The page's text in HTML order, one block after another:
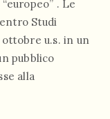
. Le
Studi
ottobre u.s. in un
pubblico
alla